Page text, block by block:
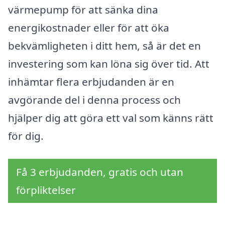
värmepump för att sänka dina
energikostnader eller för att öka
bekvämligheten i ditt hem, så är det en
investering som kan löna sig över tid. Att
inhämtar flera erbjudanden är en
avgörande del i denna process och
hjälper dig att göra ett val som känns rätt
för dig.
Få 3 erbjudanden, gratis och utan
förpliktelser